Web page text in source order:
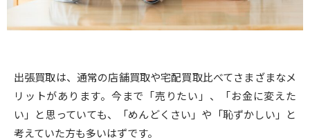
出張買取は、通常の店舗買取や宅配買取比べてさまざまなメ
リットがあります。今まで「売りたい」、「お金に変えた
い」と思っていても、「めんどくさい」や「恥ずかしい」と
考えていた方も多いはずです。